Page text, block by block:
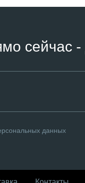
сейчас
данных